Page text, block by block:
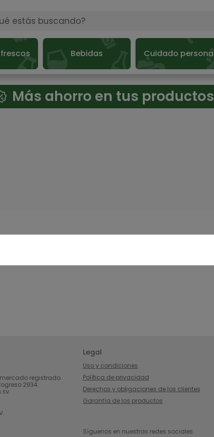
Bebidas Cuidado
Más ahorro en tus
registrado.
2934.
Legal
Uso y condiciones
Política de privacidad
Derechos y obligaciones de los clientes
Garantía de los productos
Síguenos en nuestras redes sociales